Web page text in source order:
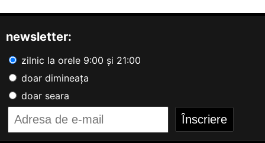
newsletter:
zilnic la orele 9:00 și 21:00
doar dimineața
doar seara